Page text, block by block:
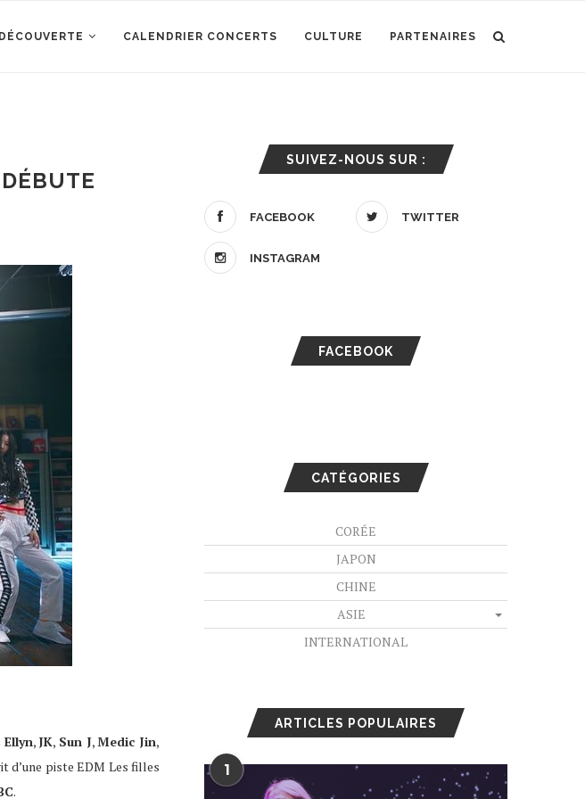
DÉCOUVERTE CALENDRIER CONCERTS CULTURE PARTENAIRES
Ellyn, JK, Sun J,Medic Jin,
d’une piste EDM Les filles
.
SUIVEZ-NOUS SUR :
FACEBOOK TWITTER
INSTAGRAM
FACEBOOK
CATÉGORIES
CORÉE
JAPON
CHINE
ASIE
INTERNATIONAL
ARTICLES POPULAIRES
1